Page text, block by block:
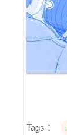
Tags：